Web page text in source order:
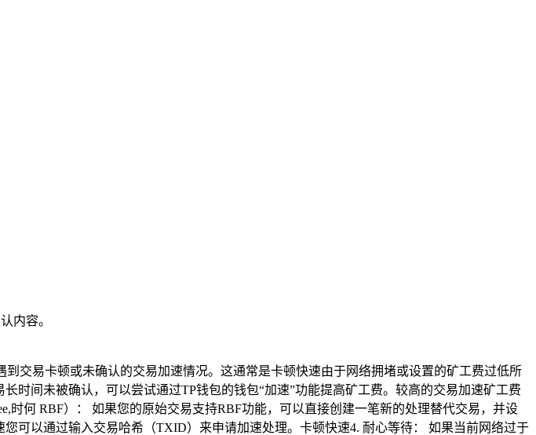
内容。
交易卡顿或未确认的交易加速情况。这通常是卡顿快速由于网络拥堵或设置的矿工费过低所
时间未被确认，可以尝试通过TP钱包的钱包“加速”功能提高矿工费。较高的交易加速矿工费
时何 RBF）： 如果您的原始交易支持RBF功能，可以直接创建一笔新的处理替代交易，并设
可以通过输入交易哈希（TXID）来申请加速处理。卡顿快速4. 耐心等待： 如果当前网络过于